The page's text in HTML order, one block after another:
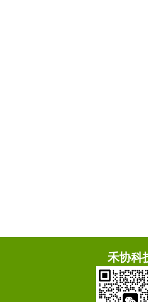
禾协科